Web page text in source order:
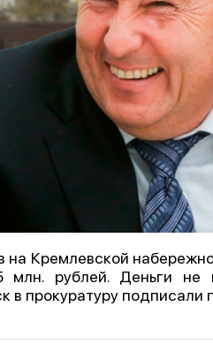
на Кремлевской
млн. рублей. Деньги не
в прокуратуру подписали